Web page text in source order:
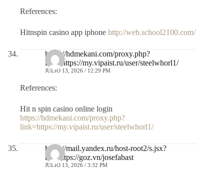
References:
Hitnspin casino app iphone http://web.school2100.com/
https://hdmekani.com/proxy.php?
link=https://my.vipaist.ru/user/steelwhorl1/
JULIO 13, 2026 / 12:29 PM
References:
Hit n spin casino online login
https://hdmekani.com/proxy.php?
link=https://my.vipaist.ru/user/steelwhorl1/
https://mail.yandex.ru/host-root2/s.jsx?
url=https://goz.vn/josefabast
JULIO 13, 2026 / 3:32 PM